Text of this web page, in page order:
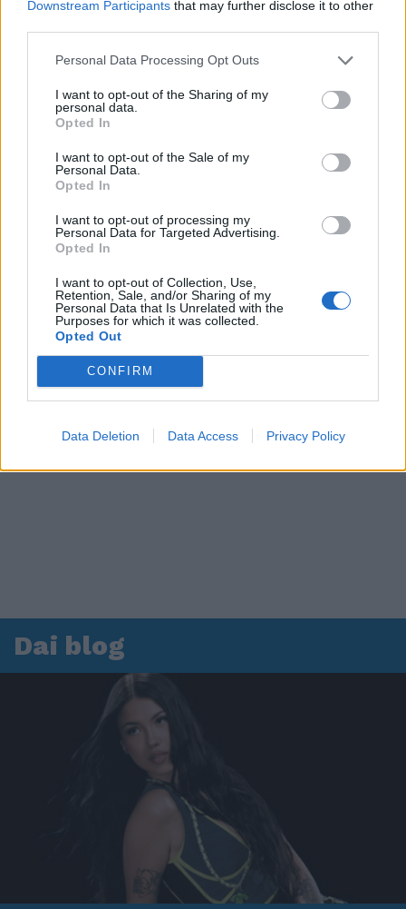
Downstream Participants that may further disclose it to other
Personal Data Processing Opt Outs
I want to opt-out of the Sharing of my
personal data.
Opted In
I want to opt-out of the Sale of my
Personal Data.
Opted In
I want to opt-out of processing my
Personal Data for Targeted Advertising.
Opted In
I want to opt-out of Collection, Use,
Retention, Sale, and/or Sharing of my
Personal Data that Is Unrelated with the
Purposes for which it was collected.
Opted Out
CONFIRM
Data Deletion Data Access Privacy Policy
Dai blog